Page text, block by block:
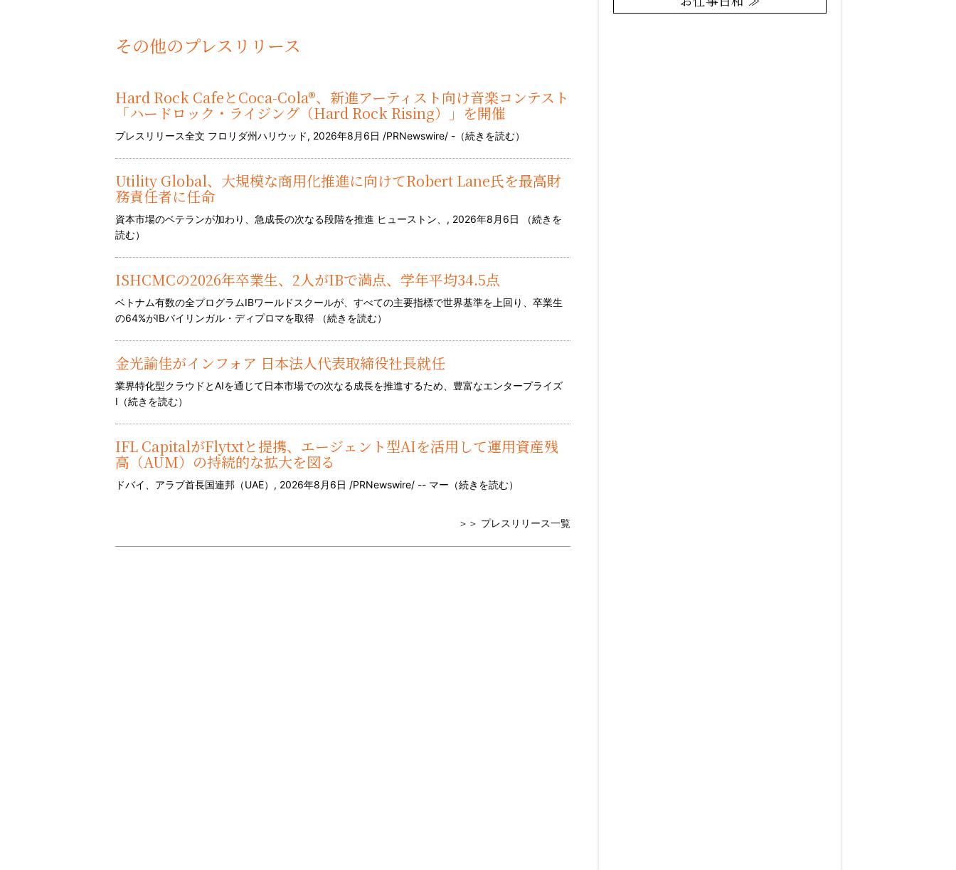
その他のプレスリリース
Hard Rock CafeとCoca-Cola®、新進アーティスト向け音楽コンテスト
「ハードロック・ライジング（Hard Rock Rising）」を開催
プレスリリース全文 フロリダ州ハリウッド, 2026年8月6日 /PRNewswire/ -（続きを読む）
Utility Global、大規模な商用化推進に向けてRobert Lane氏を最高財
務責任者に任命
資本市場のベテランが加わり、急成長の次なる段階を推進 ヒューストン、, 2026年8月6日 （続きを
読む）
ISHCMCの2026年卒業生、2人がIBで満点、学年平均34.5点
ベトナム有数の全プログラムIBワールドスクールが、すべての主要指標で世界基準を上回り、卒業生
の64%がIBバイリンガル・ディプロマを取得 （続きを読む）
金光諭佳がインフォア 日本法人代表取締役社長就任
業界特化型クラウドとAIを通じて日本市場での次なる成長を推進するため、豊富なエンタープライズ
I（続きを読む）
IFL CapitalがFlytxtと提携、エージェント型AIを活用して運用資産残
高（AUM）の持続的な拡大を図る
ドバイ、アラブ首長国連邦（UAE）, 2026年8月6日 /PRNewswire/ -- マー（続きを読む）
＞＞ プレスリリース一覧